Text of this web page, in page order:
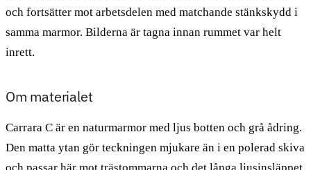
och fortsätter mot arbetsdelen med matchande stänkskydd i
samma marmor. Bilderna är tagna innan rummet var helt
inrett.
Om materialet
Carrara C är en naturmarmor med ljus botten och grå ådring.
Den matta ytan gör teckningen mjukare än i en polerad skiva